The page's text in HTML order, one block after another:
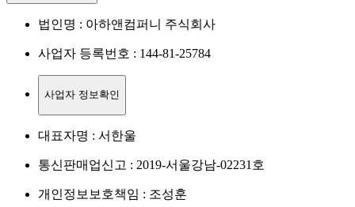
법인명 : 아하앤컴퍼니 주식회사
사업자 등록번호 : 144-81-25784
사업자 정보확인
대표자명 : 서한울
통신판매업신고 : 2019-서울강남-02231호
개인정보보호책임 : 조성훈